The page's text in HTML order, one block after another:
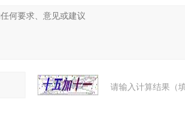
请输入计算结果（